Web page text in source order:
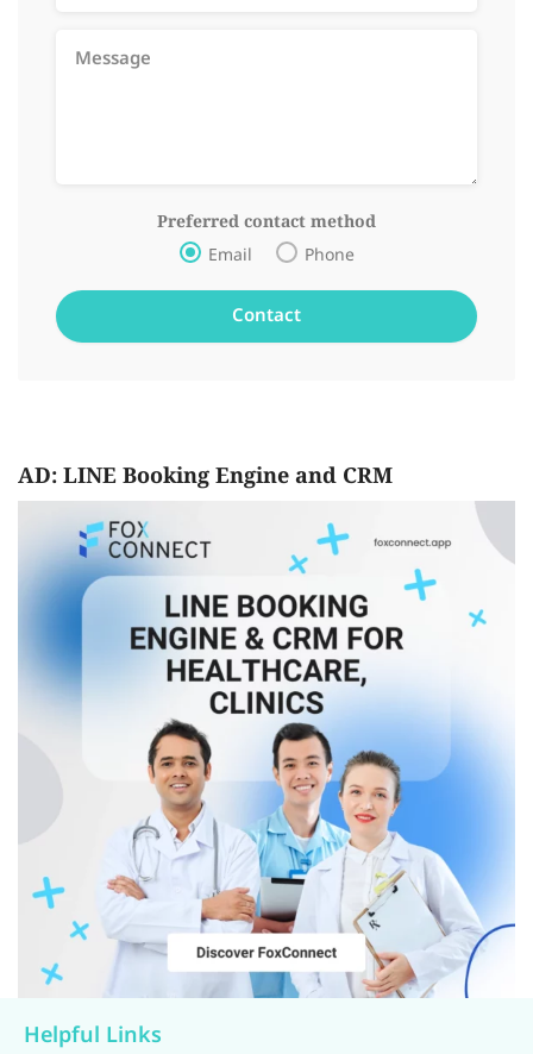
Preferred contact method
Email Phone
AD: LINE Booking Engine and CRM
Helpful Links